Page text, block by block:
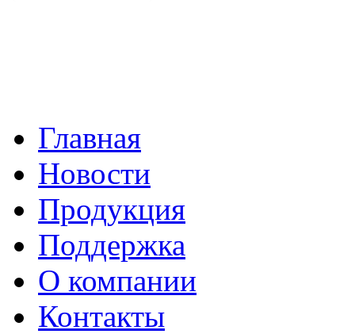
Главная
Новости
Продукция
Поддержка
О компании
Контакты